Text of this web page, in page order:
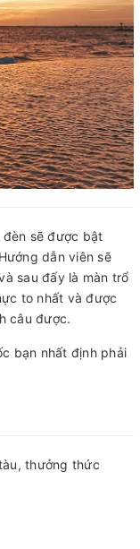
sẽ được bật
dẫn viên sẽ
sau đấy là màn trổ
to nhất và được
câu được.
thưởng thức